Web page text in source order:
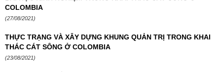
COLOMBIA
(27/08/2021)
THỰC TRẠNG VÀ XÂY DỰNG KHUNG QUẢN TRỊ TRONG KHAI
THÁC CÁT SÔNG Ở COLOMBIA
(23/08/2021)